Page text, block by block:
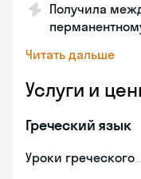
Получила
Читать дальше
Услуги и
Греческий язык
Уроки греческого